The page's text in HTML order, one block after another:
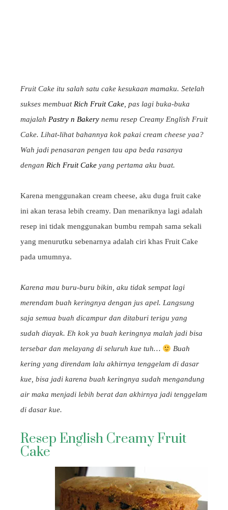
Fruit Cake itu salah satu cake kesukaan mamaku. Setelah
sukses membuat Rich Fruit Cake , pas lagi buka-buka
majalah Pastry n Bakery nemu resep Creamy English Fruit
Cake. Lihat-lihat bahannya kok pakai cream cheese yaa?
Wah jadi penasaran pengen tau apa beda rasanya
dengan Rich Fruit Cake yang pertama aku buat.
Karena menggunakan cream cheese, aku duga fruit cake
ini akan terasa lebih creamy. Dan menariknya lagi adalah
resep ini tidak menggunakan bumbu rempah sama sekali
yang menurutku sebenarnya adalah ciri khas Fruit Cake
pada umumnya.
Karena mau buru-buru bikin, aku tidak sempat lagi
merendam buah keringnya dengan jus apel. Langsung
saja semua buah dicampur dan ditaburi terigu yang
sudah diayak. Eh kok ya buah keringnya malah jadi bisa
tersebar dan melayang di seluruh kue tuh…
Buah
kering yang direndam lalu akhirnya tenggelam di dasar
kue, bisa jadi karena buah keringnya sudah mengandung
air maka menjadi lebih berat dan akhirnya jadi tenggelam
di dasar kue.
Resep English Creamy Fruit
Cake